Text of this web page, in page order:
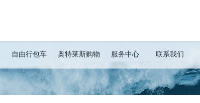
自由行包车 奥特莱斯购物 服务中心 联系我们